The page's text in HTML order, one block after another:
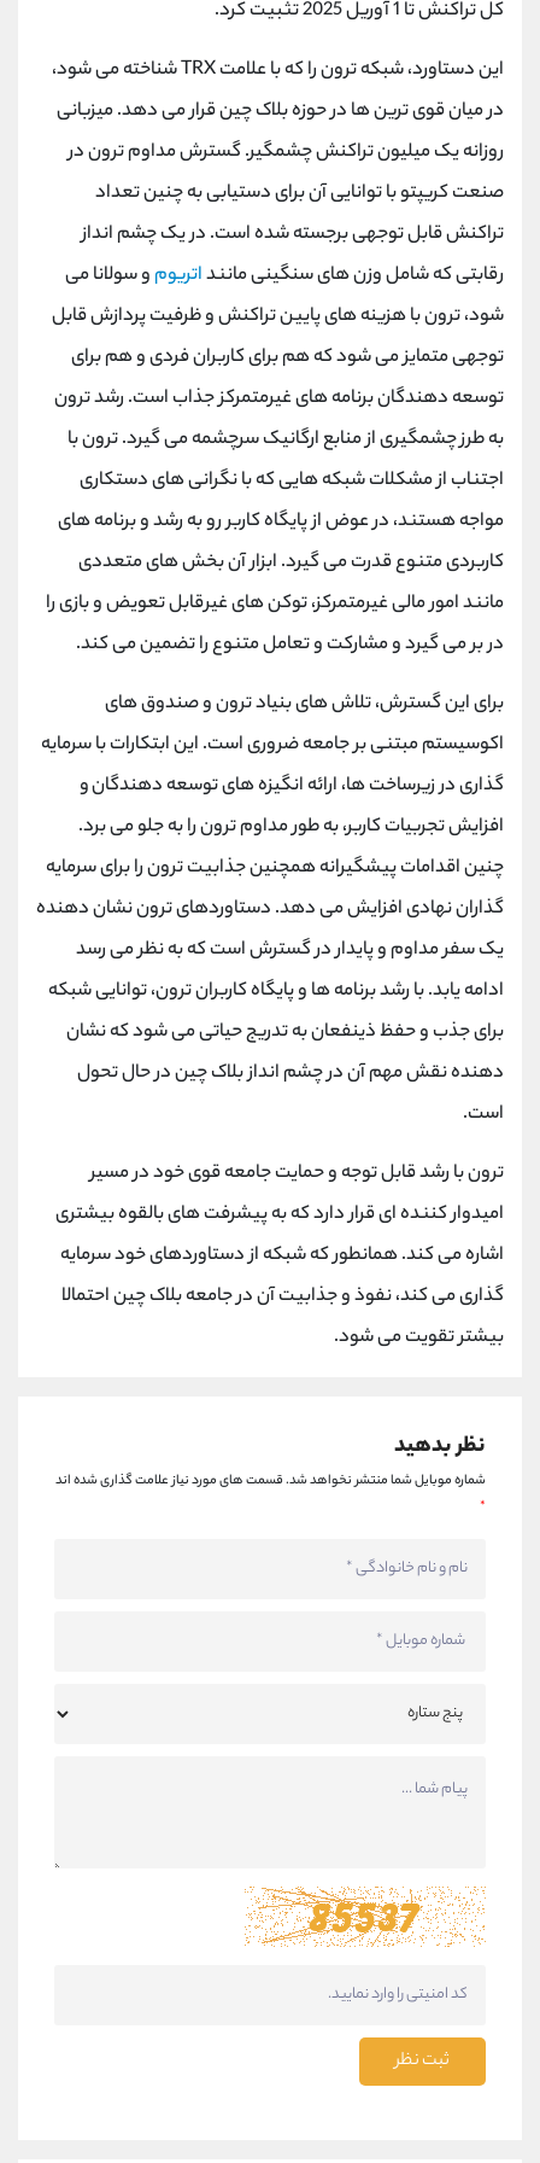
کل تراکنش تا 1 آوریل 2025 تثبیت کرد.
این دستاورد، شبکه ترون را که با علامت TRX شناخته می شود،
در میان قوی ترین ها در حوزه بلاک چین قرار می دهد. میزبانی
روزانه یک میلیون تراکنش چشمگیر. گسترش مداوم ترون در
صنعت کریپتو با توانایی آن برای دستیابی به چنین تعداد
تراکنش قابل توجهی برجسته شده است. در یک چشم انداز
رقابتی که شامل وزن های سنگینی ماننداتریوم و سولانا می
شود، ترون با هزینه های پایین تراکنش و ظرفیت پردازش قابل
توجهی متمایز می شود که هم برای کاربران فردی و هم برای
توسعه دهندگان برنامه های غیرمتمرکز جذاب است. رشد ترون
به طرز چشمگیری از منابع ارگانیک سرچشمه می گیرد. ترون با
اجتناب از مشکلات شبکه هایی که با نگرانی های دستکاری
مواجه هستند، در عوض از پایگاه کاربر رو به رشد و برنامه های
کاربردی متنوع قدرت می گیرد. ابزار آن بخش های متعددی
مانند امور مالی غیرمتمرکز، توکن های غیرقابل تعویض و بازی را
در بر می گیرد و مشارکت و تعامل متنوع را تضمین می کند.
برای این گسترش، تلاش های بنیاد ترون و صندوق های
اکوسیستم مبتنی بر جامعه ضروری است. این ابتکارات با سرمایه
گذاری در زیرساخت ها، ارائه انگیزه های توسعه دهندگان و
افزایش تجربیات کاربر، به طور مداوم ترون را به جلو می برد.
چنین اقدامات پیشگیرانه همچنین جذابیت ترون را برای سرمایه
گذاران نهادی افزایش می دهد. دستاوردهای ترون نشان دهنده
یک سفر مداوم و پایدار در گسترش است که به نظر می رسد
ادامه یابد. با رشد برنامه ها و پایگاه کاربران ترون، توانایی شبکه
برای جذب و حفظ ذینفعان به تدریج حیاتی می شود که نشان
دهنده نقش مهم آن در چشم انداز بلاک چین در حال تحول
است.
ترون با رشد قابل توجه و حمایت جامعه قوی خود در مسیر
امیدوار کننده ای قرار دارد که به پیشرفت های بالقوه بیشتری
اشاره می کند. همانطور که شبکه از دستاوردهای خود سرمایه
گذاری می کند، نفوذ و جذابیت آن در جامعه بلاک چین احتمالا
بیشتر تقویت می شود.
نظر بدهید
شماره موبایل شما منتشر نخواهد شد.قسمت های مورد نیاز علامت گذاری شده اند
*
ثبت نظر
کانال بله @alirezamehrabi_official